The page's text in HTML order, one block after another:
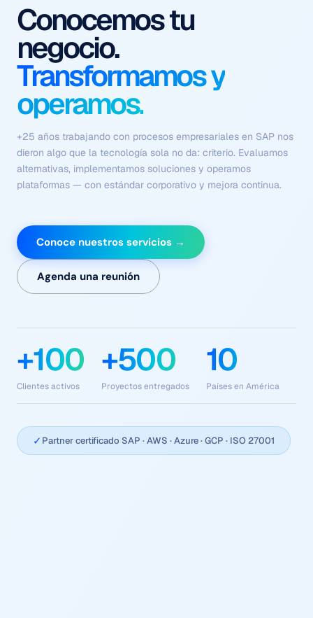
Procesos que se
ejecutan solos
Con contexto, criterio y
sin fricción.
negocio, ejecutan tareas complejas y se optimizan
continuamente — sin depender de intervención humana en
cada paso.
Conoce nuestros servicios →
Agenda una reunión
+100
Clientes activos
+500
Proyectos entregados
10
Países en América
✓ Partner certificado SAP · AWS · Azure · GCP · ISO 27001